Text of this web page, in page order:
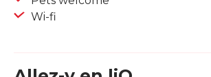
Wi-fi